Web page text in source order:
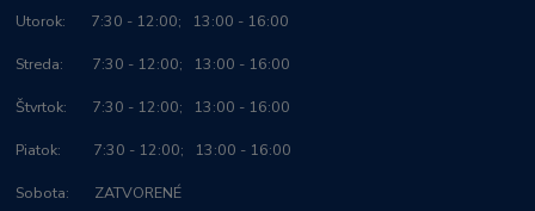
Utorok: 7:30 - 12:00; 13:00 - 16:00
Streda: 7:30 - 12:00; 13:00 - 16:00
Štvrtok: 7:30 - 12:00; 13:00 - 16:00
Piatok: 7:30 - 12:00; 13:00 - 16:00
Sobota: ZATVORENÉ